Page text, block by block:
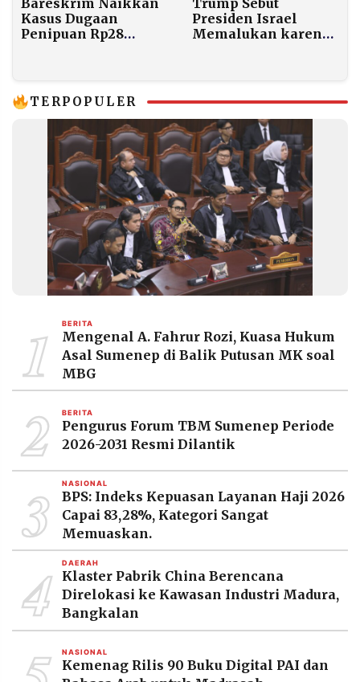
Kasus Dugaan
Penipuan Rp28
Presiden Israel
Memalukan karena
TERPOPULER
1 BERITA
Mengenal A. Fahrur Rozi, Kuasa Hukum
Asal Sumenep di Balik Putusan MK soal
MBG
2 BERITA
Pengurus Forum TBM Sumenep Periode
2026-2031 Resmi Dilantik
3 NASIONAL
BPS: Indeks Kepuasan Layanan Haji 2026
Capai 83,28%, Kategori Sangat
Memuaskan.
4 DAERAH
Klaster Pabrik China Berencana
Direlokasi ke Kawasan Industri Madura,
Bangkalan
NASIONAL
Kemenag Rilis 90 Buku Digital PAI dan